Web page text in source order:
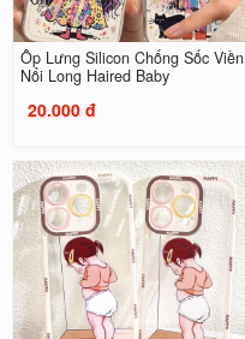
Ốp Lưng Silicon Chống Sốc Viền
Nổi Long Haired Baby
20.000 đ